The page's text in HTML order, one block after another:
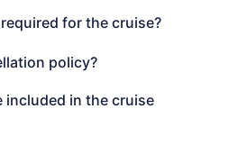
for the cruise?
policy?
included in the cruise